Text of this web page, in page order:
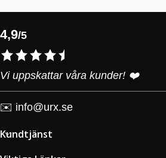
4,9/5
Vi uppskattar våra kunder! ❤️
✉️ info@urx.se
Kundtjänst